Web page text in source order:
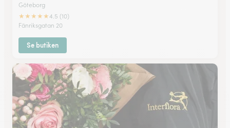
Göteborg
★★★★★4.5 (10)
Fänriksgatan 20
Se butiken